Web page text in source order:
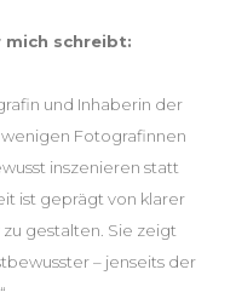
mich schreibt:
und Inhaberin der
Fotografinnen
inszenieren statt
ist geprägt von klarer
gestalten. Sie zeigt
– jenseits der